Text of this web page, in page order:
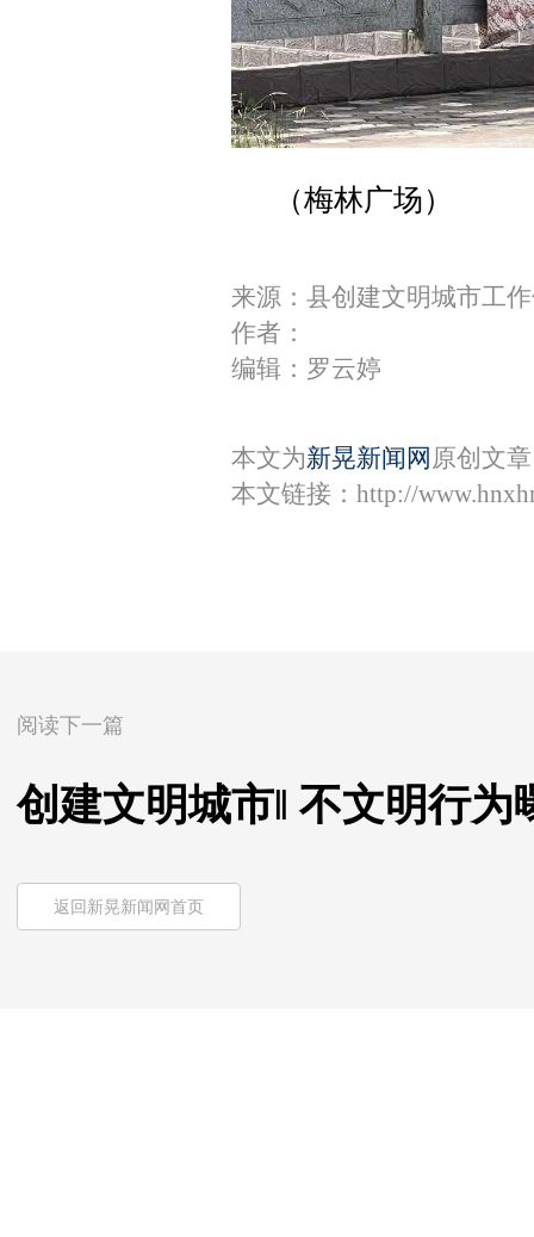
（梅林广场）
来源：县创建文明城市工
作者：
编辑：罗云婷
本文为新晃新闻网 原创文
本文链接： http://
阅读下一篇
创建文明城市‖ 不文明行为
返回新晃新闻网首页